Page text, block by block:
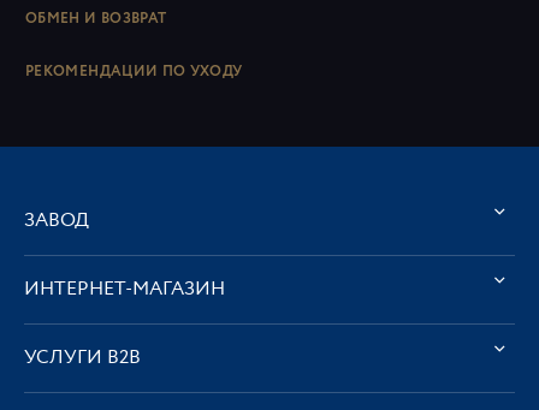
ОБМЕН И ВОЗВРАТ
РЕКОМЕНДАЦИИ ПО УХОДУ
ЗАВОД
ИНТЕРНЕТ-МАГАЗИН
УСЛУГИ В2В